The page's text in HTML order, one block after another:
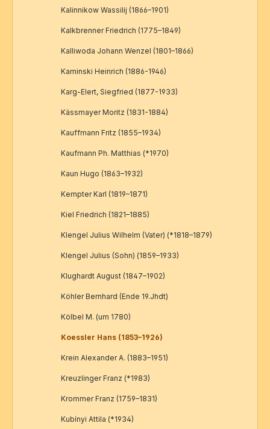
Kalinnikow Wassilij (1866–1901)
Kalkbrenner Friedrich (1775–1849)
Kalliwoda Johann Wenzel (1801–1866)
Kaminski Heinrich (1886-1946)
Karg-Elert, Siegfried (1877-1933)
Kässmayer Moritz (1831-1884)
Kauffmann Fritz (1855–1934)
Kaufmann Ph. Matthias (*1970)
Kaun Hugo (1863–1932)
Kempter Karl (1819–1871)
Kiel Friedrich (1821–1885)
Klengel Julius Wilhelm (Vater) (*1818–1879)
Klengel Julius (Sohn) (1859–1933)
Klughardt August (1847–1902)
Köhler Bernhard (Ende 19.Jhdt)
Kölbel M. (um 1780)
Koessler Hans (1853–1926)
Krein Alexander A. (1883–1951)
Kreuzlinger Franz (*1983)
Krommer Franz (1759–1831)
Kubínyi Attila (*1934)